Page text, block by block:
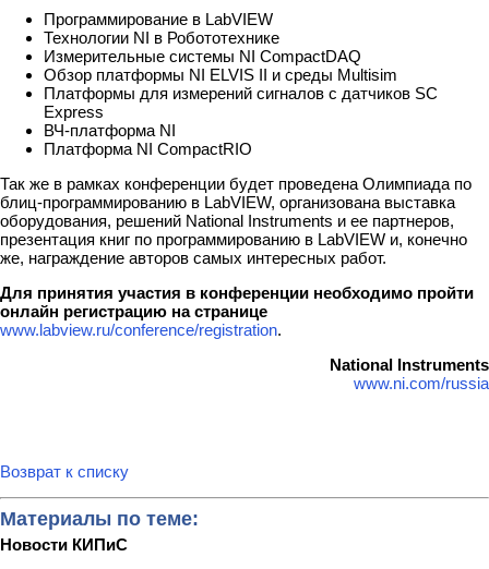
Программирование в LabVIEW
Технологии NI в Робототехнике
Измерительные системы NI CompactDAQ
Обзор платформы NI ELVIS II и среды Multisim
Платформы для измерений сигналов с датчиков SC
Express
ВЧ-платформа NI
Платформа NI CompactRIO
Так же в рамках конференции будет проведена Олимпиада по
блиц-программированию в LabVIEW, организована выставка
оборудования, решений National Instruments и ее партнеров,
презентация книг по программированию в LabVIEW и, конечно
же, награждение авторов самых интересных работ.
Для принятия участия в конференции необходимо пройти
онлайн регистрацию на странице
www.labview.ru/conference/registration.
National Instruments
www.ni.com/russia
Возврат к списку
Материалы по теме:
Новости КИПиС